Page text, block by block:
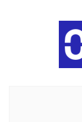
Panneau de gestion